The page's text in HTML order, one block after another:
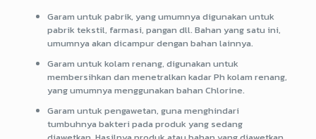
Garam untuk pabrik, yang umumnya digunakan untuk
pabrik tekstil, farmasi, pangan dll. Bahan yang satu ini,
umumnya akan dicampur dengan bahan lainnya.
Garam untuk kolam renang, digunakan untuk
membersihkan dan menetralkan kadar Ph kolam renang,
yang umumnya menggunakan bahan Chlorine.
Garam untuk pengawetan, guna menghindari
tumbuhnya bakteri pada produk yang sedang